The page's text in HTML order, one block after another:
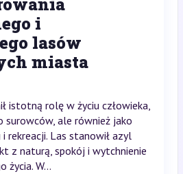
i
lasów
miasta
istotną rolę w życiu człowieka,
surowców, ale również jako
rekreacji. Las stanowił azyl
z naturą, spokój i wytchnienie
życia. W...